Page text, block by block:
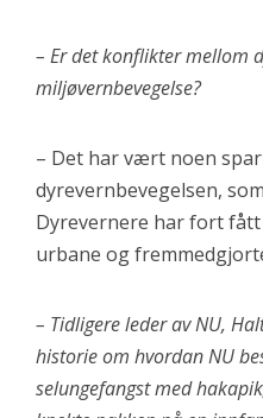
– Er det konflikter mellom
miljøvernbevegelse?
– Det har vært noen
dyrevernbevegelsen,
Dyrevernere har fort
urbane og
– Tidligere leder av NU,
historie om hvordan NU
selungefangst med